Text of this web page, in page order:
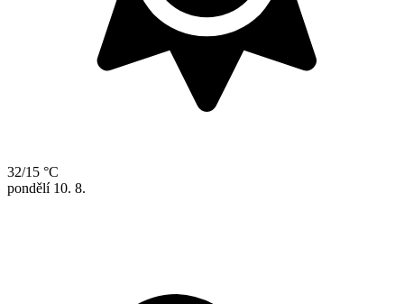
32/15 °C
pondělí 10. 8.